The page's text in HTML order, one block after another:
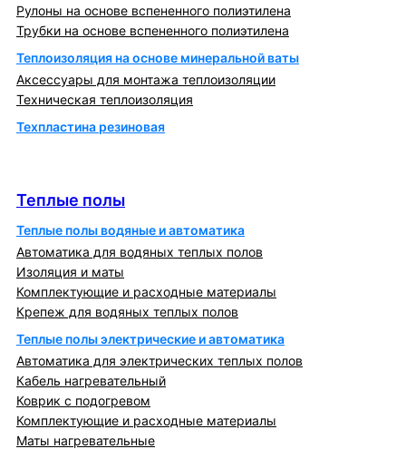
Рулоны на основе вспененного полиэтилена
Трубки на основе вспененного полиэтилена
Теплоизоляция на основе минеральной ваты
Аксессуары для монтажа теплоизоляции
Техническая теплоизоляция
Техпластина резиновая
Теплые полы
Теплые полы водяные и автоматика
Автоматика для водяных теплых полов
Изоляция и маты
Комплектующие и расходные материалы
Крепеж для водяных теплых полов
Теплые полы электрические и автоматика
Автоматика для электрических теплых полов
Кабель нагревательный
Коврик с подогревом
Комплектующие и расходные материалы
Маты нагревательные